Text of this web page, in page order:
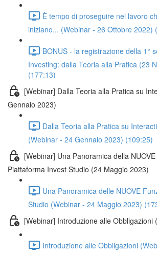
È tempo di proseguire nel lavoro
iniziano... (Webinar - 26 Ottobre 2022)
BONUS - la registrazione della 1°
Investing: dalla Teoria alla Pratica (23
(177:13)
[Webinar] Dalla Teoria alla Pratica su
Gennaio 2023)
Dalla Teoria alla Pratica su
(Webinar - 24 Gennaio 2023) (109:25)
[Webinar] Una Panoramica della
Piattaforma Invest Studio (24 Maggio 2023)
Una Panoramica delle NUOVE
Studio (Webinar - 24 Maggio 2023)
[Webinar] Introduzione alle Obbligazioni
Introduzione alle Obbligazioni